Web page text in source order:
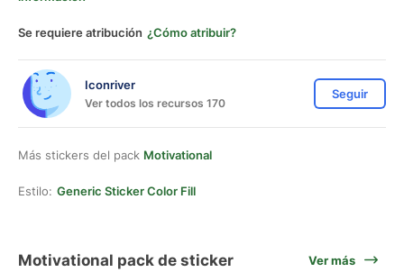
Se requiere atribución ¿Cómo atribuir?
Iconriver
Ver todos los recursos 170
Seguir
Más stickers del pack Motivational
Estilo: Generic Sticker Color Fill
Motivational pack de sticker Ver más